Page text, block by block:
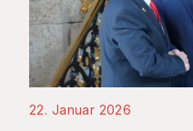
22. Januar 2026